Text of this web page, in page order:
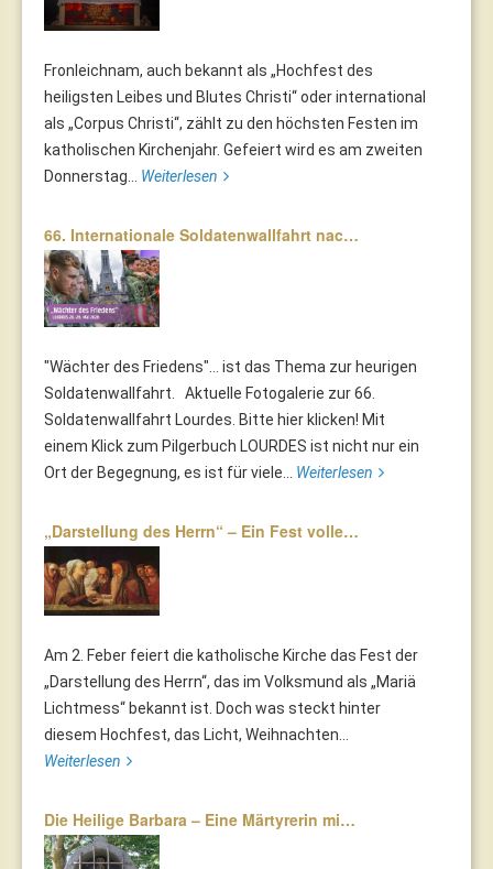
Fronleichnam, auch bekannt als „Hochfest des
heiligsten Leibes und Blutes Christi“ oder international
als „Corpus Christi“, zählt zu den höchsten Festen im
katholischen Kirchenjahr. Gefeiert wird es am zweiten
Donnerstag... Weiterlesen
66. Internationale Soldatenwallfahrt nac…
"Wächter des Friedens"... ist das Thema zur heurigen
Soldatenwallfahrt. Aktuelle Fotogalerie zur 66.
Soldatenwallfahrt Lourdes. Bitte hier klicken! Mit
einem Klick zum Pilgerbuch LOURDES ist nicht nur ein
Ort der Begegnung, es ist für viele... Weiterlesen
„Darstellung des Herrn“ – Ein Fest volle…
Am 2. Feber feiert die katholische Kirche das Fest der
„Darstellung des Herrn“, das im Volksmund als „Mariä
Lichtmess“ bekannt ist. Doch was steckt hinter
diesem Hochfest, das Licht, Weihnachten...
Weiterlesen
Die Heilige Barbara – Eine Märtyrerin mi…